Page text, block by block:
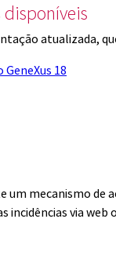
disponíveis
atualizada,
18
um mecanismo de
incidências via